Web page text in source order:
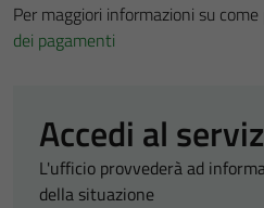
Per maggiori informazioni su
dei pagamenti
Accedi al
L'ufficio provvederà ad
della situazione